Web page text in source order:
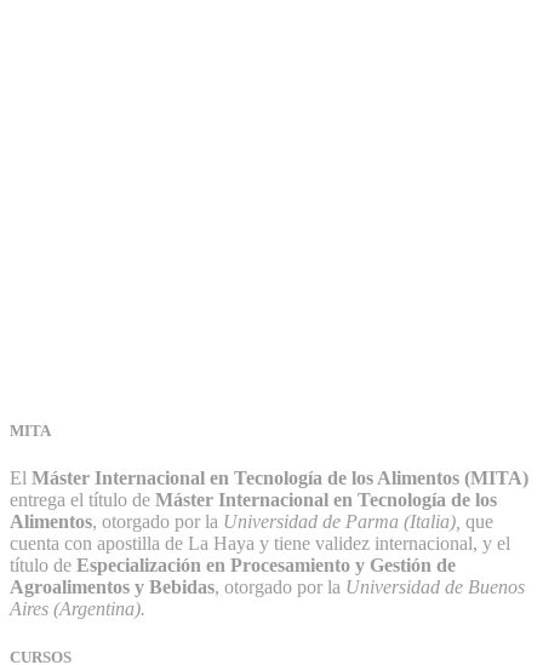
MITA
El Máster Internacional en Tecnología de los Alimentos (MITA)
entrega el título de Máster Internacional en Tecnología de los
Alimentos, otorgado por la Universidad de Parma (Italia), que
cuenta con apostilla de La Haya y tiene validez internacional, y el
título de Especialización en Procesamiento y Gestión de
Agroalimentos y Bebidas, otorgado por la Universidad de Buenos
Aires (Argentina).
CURSOS